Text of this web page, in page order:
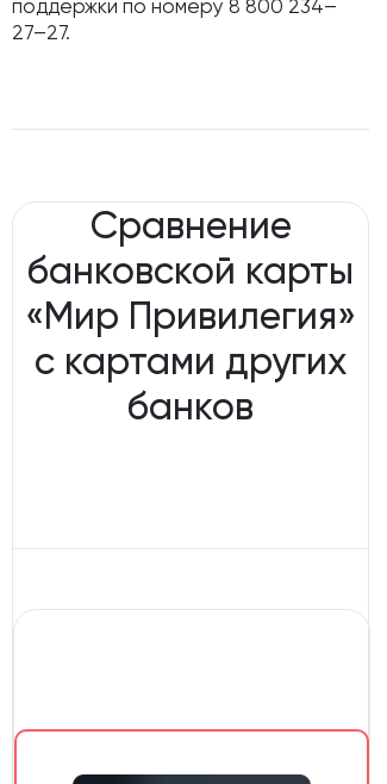
поддержки по номеру 8 800 234–
27–27.
Сравнение
банковской карты
«Мир Привилегия»
с картами других
банков